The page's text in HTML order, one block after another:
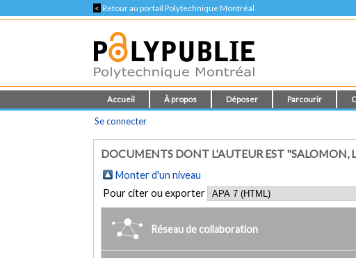
< Retour au portail Polytechnique Montréal
Accueil À propos Déposer Parcourir
Se connecter
DOCUMENTS DONT L'AUTEUR EST "SALOMON,
Monter d'un niveau
Pour citer ou exporter
Réseau de collaboration